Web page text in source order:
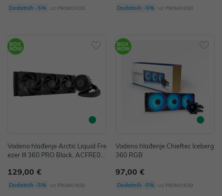
Dodatnih -5% uz PROMO KOD Dodatnih -5% uz PROMO KOD
Vodeno hlađenje Arctic Liquid Fre
ezer III 360 PRO Black, ACFRE00
129,00 €
Dodatnih -5% uz PROMO KOD
Vodeno hlađenje Chieftec Iceberg
360 RGB
97,00 €
Dodatnih -5% uz PROMO KOD